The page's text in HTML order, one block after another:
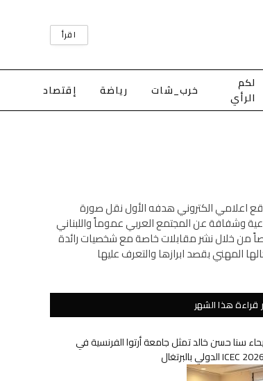
اقرأ
لكم
الرأي
خرب_شات رياضة إقتصاد
اعلامي الكتروني هدفه الأول نقل صورة
وشفافة عن المجتمع العربي عموماً واللبناني
من خلال نشر مقابلات خاصة مع شخصيات رائدة
المهني بقصد ابرازها والتعرف عليها
قراءة هذا الشهر
سنا حسن خالد تمثل جامعة أرتوا الفرنسية في